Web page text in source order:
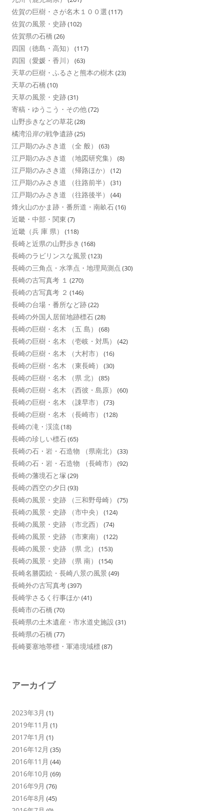
佐賀の巨樹・さが名木１００選 (117)
佐賀の風景・史跡(102)
佐賀県の石橋 (26)
四国（徳島・高知） (117)
四国（愛媛・香川） (63)
天草の巨樹・ふるさと熊本の樹木 (23)
天草の石橋 (10)
天草の風景・史跡(31)
寄稿・ゆうこう・その他(72)
山野歩きなどの草花(28)
橘湾沿岸の戦争遺跡(25)
江戸期のみさき道 （全 般） (63)
江戸期のみさき道 （地図研究集） (8)
江戸期のみさき道 （帰路ほか） (12)
江戸期のみさき道 （往路前半） (31)
江戸期のみさき道 （往路後半） (44)
烽火山のかま跡・番所道・南畝石(16)
近畿・中部・関東 (7)
近畿（兵 庫 県） (118)
長崎と近県の山野歩き (168)
長崎のラビリンスな風景 (123)
長崎の三角点・水準点・地理局測点 (30)
長崎の古写真考 １ (270)
長崎の古写真考 ２ (146)
長崎の台場・番所など跡(22)
長崎の外国人居留地跡標石(28)
長崎の巨樹・名木 （五 島） (68)
長崎の巨樹・名木 （壱岐・対馬） (42)
長崎の巨樹・名木 （大村市） (16)
長崎の巨樹・名木 （東長崎） (30)
長崎の巨樹・名木 （県 北） (85)
長崎の巨樹・名木 （西彼・島原） (60)
長崎の巨樹・名木 （諌早市） (73)
長崎の巨樹・名木 （長崎市） (128)
長崎の滝・渓流(18)
長崎の珍しい標石(65)
長崎の石・岩・石造物 （県南北） (33)
長崎の石・岩・石造物 （長崎市） (92)
長崎の藩境石と塚 (29)
長崎の西空の夕日 (93)
長崎の風景・史跡 （三和野母崎） (75)
長崎の風景・史跡 （市中央） (124)
長崎の風景・史跡 （市北西） (74)
長崎の風景・史跡 （市東南） (122)
長崎の風景・史跡 （県 北） (153)
長崎の風景・史跡 （県 南） (154)
長崎名勝図絵・長崎八景の風景 (49)
長崎外の古写真考(397)
長崎学さるく行事ほか(41)
長崎市の石橋 (70)
長崎県の土木遺産・市水道史施設 (31)
長崎県の石橋 (77)
長崎要塞地帯標・軍港境域標(87)
アーカイブ
2023年3月 (1)
2019年11月 (1)
2017年1月 (1)
2016年12月 (35)
2016年11月 (44)
2016年10月 (69)
2016年9月 (76)
2016年8月 (45)